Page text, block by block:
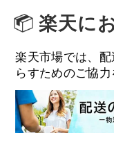
楽天に
楽天市場では、
らすためのご協力